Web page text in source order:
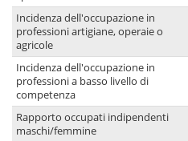
Incidenza dell'occupazione in
professioni artigiane, operaie o
agricole
Incidenza dell'occupazione in
professioni a basso livello di
competenza
Rapporto occupati indipendenti
maschi/femmine